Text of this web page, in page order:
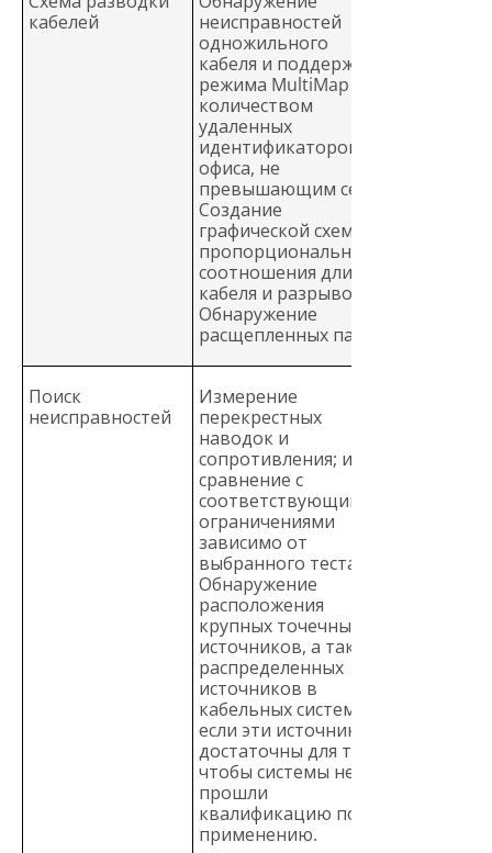
кабелей
неисправностей
одножильного
кабеля и поддержка
режима MultiMap с
количеством
удаленных
идентификаторов
офиса, не
превышающим семи.
Создание
графической схемы
пропорционального
соотношения длины
кабеля и разрывов.
Обнаружение
расщепленных пар.
Поиск
неисправностей
Измерение
перекрестных
наводок и
сопротивления; их
сравнение с
соответствующими
ограничениями
зависимо от
выбранного теста.
Обнаружение
расположения
крупных точечных
источников, а также
распределенных
источников в
кабельных системах,
если эти источники
достаточны для того,
чтобы системы не
прошли
квалификацию по
применению.